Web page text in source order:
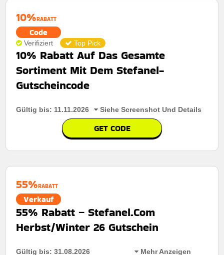
10%RABATT
Code
Verifiziert Top Pick
10% Rabatt Auf Das Gesamte
Sortiment Mit Dem Stefanel-
Gutscheincode
Gültig bis: 11.11.2026 Siehe Screenshot Und Details
GET CODE
55%RABATT
Verkauf
55% Rabatt – Stefanel.Com
Herbst/Winter 26 Gutschein
Gültig bis: 31.08.2026 Mehr Anzeigen